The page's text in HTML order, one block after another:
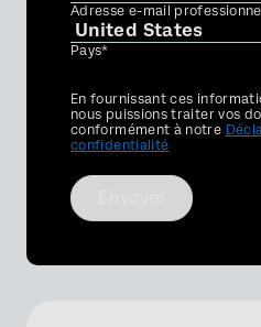
Adresse e-mail
Pays*
Privacy
Optin
En fournissant ces
nous puissions traiter vos
conformément à notre
confidentialité